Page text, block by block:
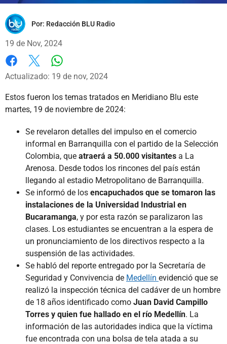
Por: Redacción BLU Radio
19 de Nov, 2024
Facebook
X
Actualizado: 19 de nov, 2024
Estos fueron los temas tratados en Meridiano Blu este
martes, 19 de noviembre de 2024:
Se revelaron detalles del impulso en el comercio
informal en Barranquilla con el partido de la Selección
Colombia, que atraerá a 50.000 visitantes a La
Arenosa. Desde todos los rincones del país están
llegando al estadio Metropolitano de Barranquilla.
Se informó de los encapuchados que se tomaron las
instalaciones de la Universidad Industrial en
Bucaramanga, y por esta razón se paralizaron las
clases. Los estudiantes se encuentran a la espera de
un pronunciamiento de los directivos respecto a la
suspensión de las actividades.
Se habló del reporte entregado por la Secretaría de
Seguridad y Convivencia de Medellín evidenció que se
realizó la inspección técnica del cadáver de un hombre
de 18 años identificado como Juan David Campillo
Torres y quien fue hallado en el río Medellín. La
información de las autoridades indica que la víctima
fue encontrada con una bolsa de tela atada a su